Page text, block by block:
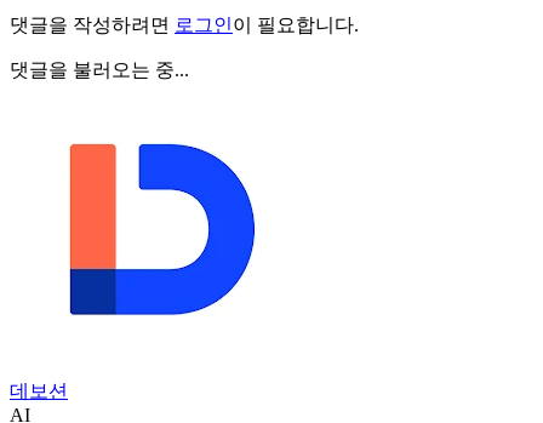
댓글을 작성하려면 로그인이 필요합니다.
댓글을 불러오는 중...
데보션
AI